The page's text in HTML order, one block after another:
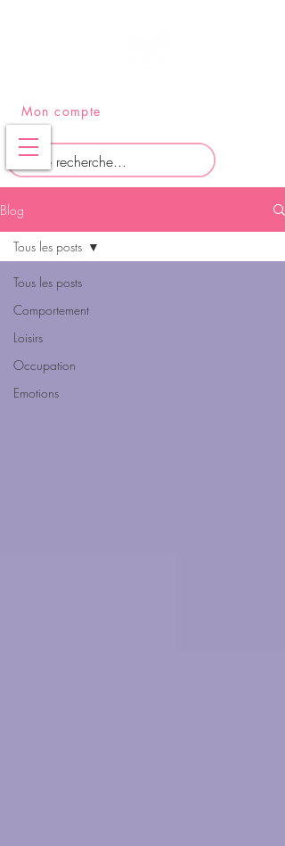
Mon compte
Blog
Tous les posts
Comportement
Loisirs
Occupation
Emotions
Tous les posts